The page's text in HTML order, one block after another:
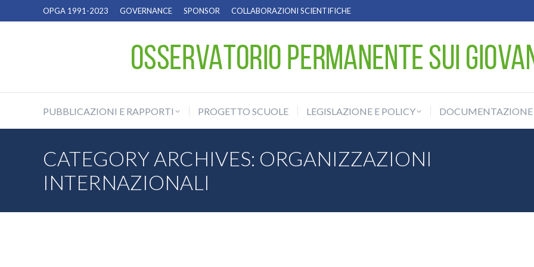
OPGA 1991-2023 GOVERNANCE SPONSOR COLLABORAZIONI SCIENTIFICHE
PUBBLICAZIONI E RAPPORTI PROGETTO SCUOLE LEGISLAZIONE E POLICY DOCUMENTAZIONE
CATEGORY ARCHIVES: ORGANIZZAZIONI
INTERNAZIONALI